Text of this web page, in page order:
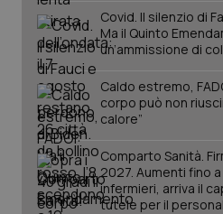
Covid. Il silenzio di
Ma il Quinto
un’ammissione di
Caldo estremo,
corpo può non
calore”
Comparto Sanità.
2027. Aumenti fino
infermieri, arriva il
tutele per il